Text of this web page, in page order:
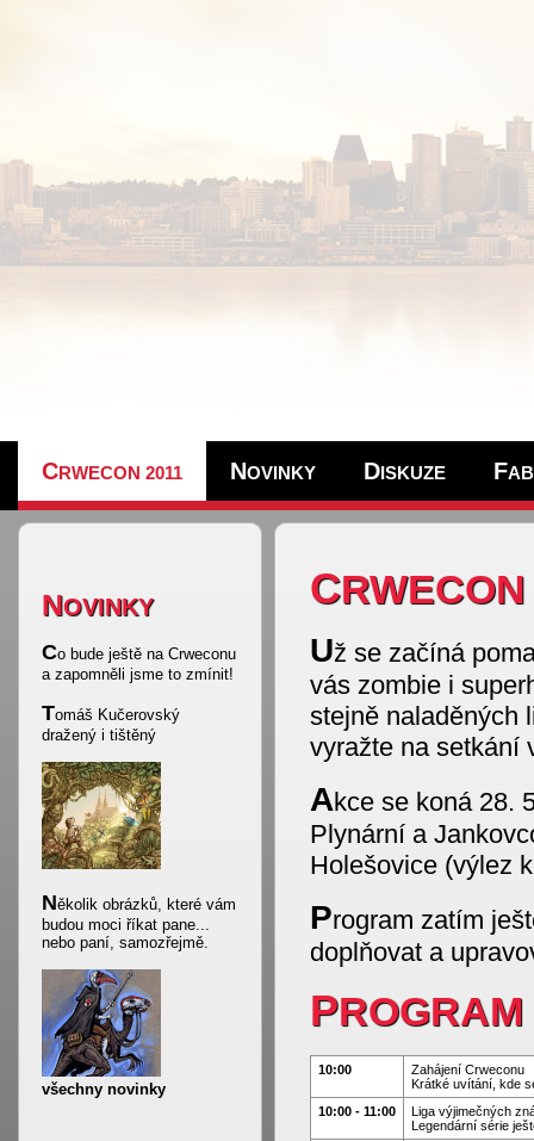
CRWECON 2011 NOVINKY DISKUZE F
NOVINKY
Co bude ještě na Crweconu
a zapomněli jsme to zmínit!
Tomáš Kučerovský
dražený i tištěný
Několik obrázků, které vám
budou moci říkat pane...
nebo paní, samozřejmě.
všechny novinky
Už se začíná
vás zombie i
stejně naladěných
vyražte na setkání
Akce se koná 28.
Plynární a
Holešovice (výlez
Program zatím
doplňovat a
10:00
Zahájení Crweconu
Krátké uvítání, kde
10:00 - 11:00
Liga výjimečných
Legendární série